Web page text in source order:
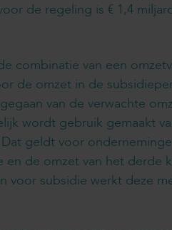
de regeling is € 1,4
combinatie van een
de omzet in de
van de verwachte
wordt gebruik gemaakt
Dat geldt voor
en de omzet van het
voor subsidie werkt deze